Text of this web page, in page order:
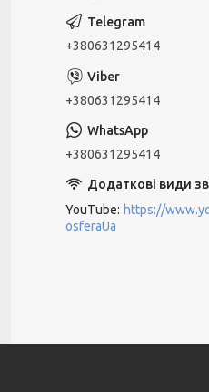
+380631295414
+380631295414
+380631295414
YouTube
https://
osferaUa